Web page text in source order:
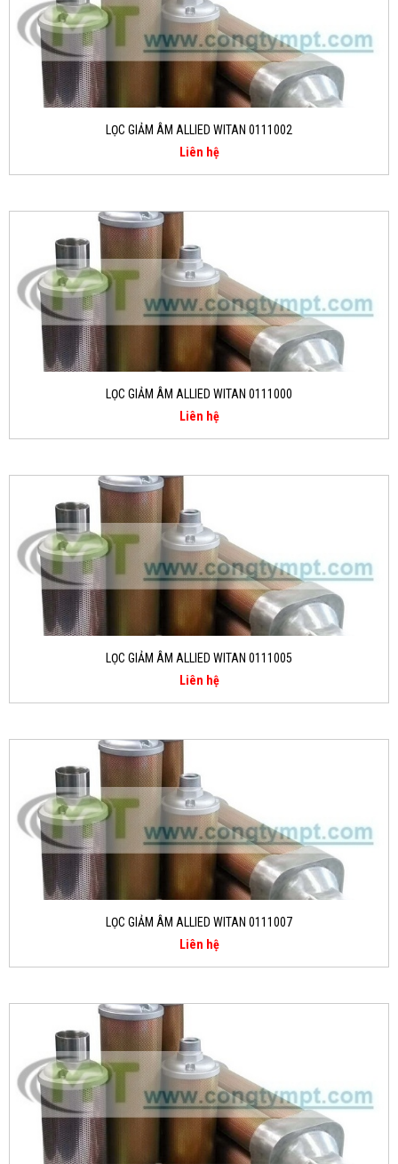
LỌC GIẢM ÂM ALLIED WITAN 0111002
Liên hệ
LỌC GIẢM ÂM ALLIED WITAN 0111000
Liên hệ
LỌC GIẢM ÂM ALLIED WITAN 0111005
Liên hệ
LỌC GIẢM ÂM ALLIED WITAN 0111007
Liên hệ